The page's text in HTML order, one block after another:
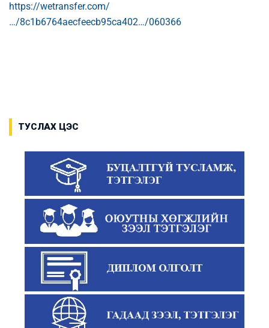
https://wetransfer.com/
…/8c1b6764aecfeecb95ca402…/060366
ТУСЛАХ ЦЭС